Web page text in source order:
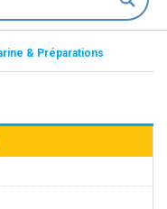
IT(
S)
DT
& Préparations